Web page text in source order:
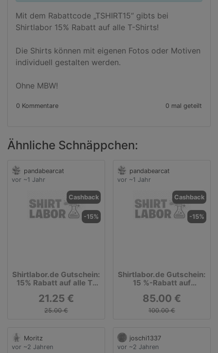
Mit dem Rabattcode „TSHIRT15“ gibts bei
Shirtlabor 15% Rabatt auf alle T-Shirts!
Die Shirts können mit eigenen Fotos oder Motiven
individuell gestalten werden.
Ohne MBW!
0 Kommentare 0 mal geteilt
Ähnliche Schnäppchen:
pandabearcat
vor ~1 Jahr
Cashback
-15%
Shirtlabor.de Gutschein:
15% Rabatt auf alle T-
21.25 €
25.00 €
pandabearcat
vor ~1 Jahr
Cashback
-15%
Shirtlabor.de Gutschein:
15 %-Rabatt auf
85.00 €
100.00 €
Moritz
vor ~2 Jahren
joschi1337
vor ~2 Jahren